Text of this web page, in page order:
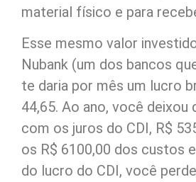
material físico e para
Esse mesmo valor
Nubank (um dos bancos
te daria por mês um lucro
44,65. Ao ano, você deixou
com os juros do CDI, R$
os R$ 6100,00 dos custos
do lucro do CDI, você